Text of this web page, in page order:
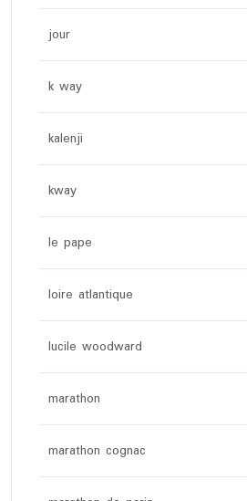
jour
k way
kalenji
kway
le pape
loire atlantique
lucile woodward
marathon
marathon cognac